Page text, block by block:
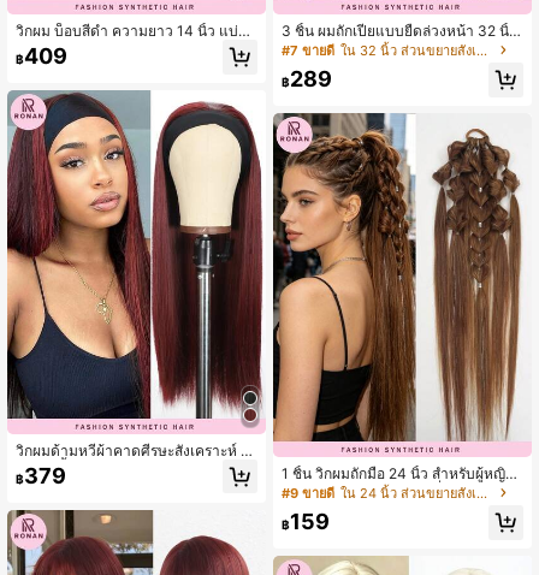
วิกผม บ็อบสีดำ ความยาว 14 นิ้ว แบ่งแ
ถวกลาง ไม่ใช้กาววิกผมลูกไม้สังเคราะ
ห์ ความยาวไหล่ บ็อบตรงสั้น ไม่มีหน้าม่
ะงานปาร์ตี้
฿409
วิกผมด้ามหวีผ้าคาดศีรษะสังเคราะห์ ย
าว 26 นิ้ว สีแดงเลือดนก สำหรับสตรี
฿379
3 ชิ้น ผมถักเปียแบบยืดล่วงหน้า 32 นิ้ว
- เส้นใยอะคริลิกเรียบ, เส้นใยสังเคราะห์
#7 ขายดี ใน 32 นิ้ว ส่วนขยายสังเคราะห์
฿289
1 ชิ้น วิกผมถักมือ 24 นิ้ว สำหรับผู้หญิง,
หางม้าถักสังเคราะห์, แฟชั่นและสง่างา
#9 ขายดี ใน 24 นิ้ว ส่วนขยายสังเคราะห์
฿159